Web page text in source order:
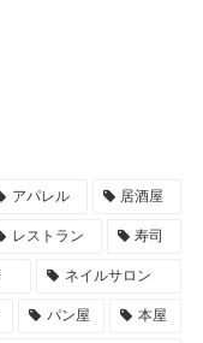
アパレル 居酒屋
レストラン 寿司
ネイルサロン
パン屋 本屋